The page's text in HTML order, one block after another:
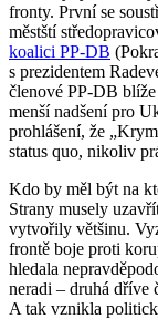
fronty. První se
městští
koalici PP-DB
s prezidentem
členové PP-DB
menší nadšení pro
prohlášení, že
status quo, nikoliv
Kdo by měl být na
Strany musely
vytvořily většinu.
frontě boje proti
hledala
neradi – druhá dříve
A tak vznikla